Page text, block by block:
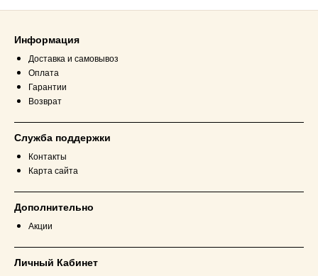
Информация
Доставка и самовывоз
Оплата
Гарантии
Возврат
Служба поддержки
Контакты
Карта сайта
Дополнительно
Акции
Личный Кабинет